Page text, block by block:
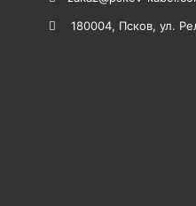
180004, Псков, ул.